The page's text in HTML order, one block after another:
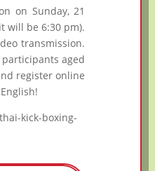
on Sunday, 21
will be 6:30 pm).
transmission.
aged
register online
kick-boxing-